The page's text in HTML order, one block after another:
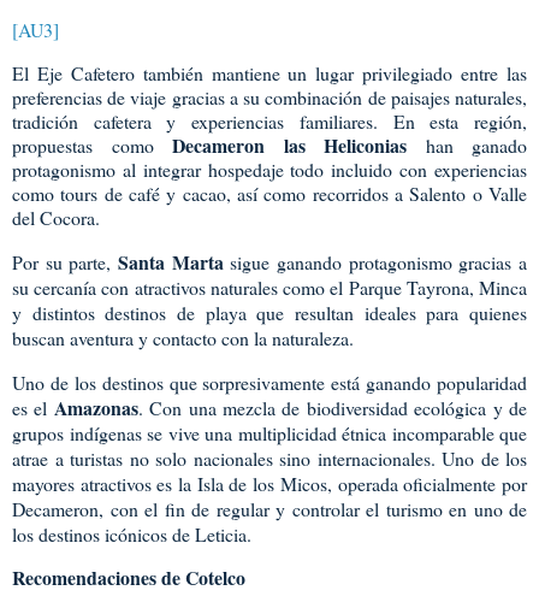
[AU3]
El Eje Cafetero también mantiene un lugar privilegiado entre las
preferencias de viaje gracias a su combinación de paisajes naturales,
tradición cafetera y experiencias familiares. En esta región,
propuestas como Decameron las Heliconias han ganado
protagonismo al integrar hospedaje todo incluido con experiencias
como tours de café y cacao, así como recorridos a Salento o Valle
del Cocora.
Por su parte, Santa Martasigue ganando protagonismo gracias a
su cercanía con atractivos naturales como el Parque Tayrona, Minca
y distintos destinos de playa que resultan ideales para quienes
buscan aventura y contacto con la naturaleza.
Uno de los destinos que sorpresivamente está ganando popularidad
es el Amazonas. Con una mezcla de biodiversidad ecológica y de
grupos indígenas se vive una multiplicidad étnica incomparable que
atrae a turistas no solo nacionales sino internacionales. Uno de los
mayores atractivos es la Isla de los Micos, operada oficialmente por
Decameron, con el fin de regular y controlar el turismo en uno de
los destinos icónicos de Leticia.
Recomendaciones de Cotelco